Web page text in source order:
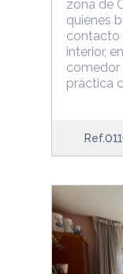
zona de
quienes
contacto
interior,
comedor
práctica